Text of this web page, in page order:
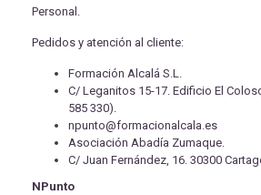
Personal.
Pedidos y atención al cliente:
Formación Alcalá S.L.
C/ Leganitos 15-17. Edificio El
585 330).
npunto@formacionalcala.es
Asociación Abadía Zumaque.
C/ Juan Fernández, 16. 30300
NPunto